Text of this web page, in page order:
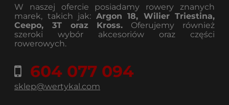
W naszej ofercie posiadamy rowery znanych
marek, takich jak: Argon 18, Wilier Triestina,
Ceepo, 3T oraz Kross. Oferujemy również
szeroki wybór akcesoriów oraz części
rowerowych.
604 077 094
sklep@wertykal.com